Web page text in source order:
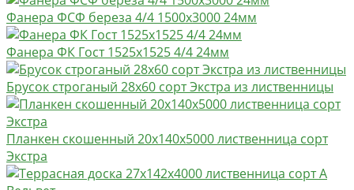
Фанера ФСФ береза 4/4 1500х3000 24мм
Фанера ФК Гост 1525х1525 4/4 24мм
Брусок строганый 28х60 сорт Экстра из лиственницы
Планкен скошенный 20х140х5000 лиственница сорт
Экстра